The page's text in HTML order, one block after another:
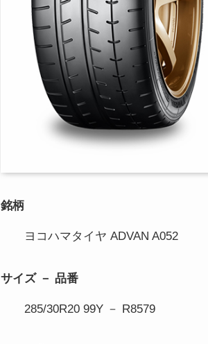
銘柄
ヨコハマタイヤ ADVAN A052
サイズ － 品番
285/30R20 99Y － R8579